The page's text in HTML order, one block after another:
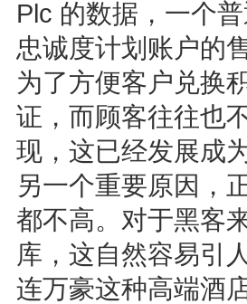
Plc 的数据，一个
忠诚度计划账户的
为了方便客户兑换
证，而顾客往往也
现，这已经发展成
另一个重要原因，
都不高。对于黑客
库，这自然容易引
连万豪这种高端酒